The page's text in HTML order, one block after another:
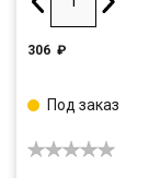
306 ₽
Под заказ